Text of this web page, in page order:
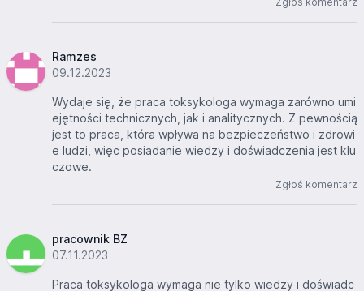
Ramzes
09.12.2023
Wydaje się, że praca toksykologa wymaga zarówno umi
ejętności technicznych, jak i analitycznych. Z pewnością
jest to praca, która wpływa na bezpieczeństwo i zdrowi
e ludzi, więc posiadanie wiedzy i doświadczenia jest klu
czowe.
Zgłoś komentarz
pracownik BZ
07.11.2023
Praca toksykologa wymaga nie tylko wiedzy i doświadc